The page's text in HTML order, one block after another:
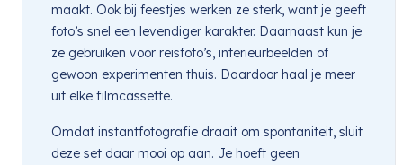
maakt. Ook bij feestjes werken ze sterk, want je geeft
foto’s snel een levendiger karakter. Daarnaast kun je
ze gebruiken voor reisfoto’s, interieurbeelden of
gewoon experimenten thuis. Daardoor haal je meer
uit elke filmcassette.
Omdat instantfotografie draait om spontaniteit, sluit
deze set daar mooi op aan. Je hoeft geen